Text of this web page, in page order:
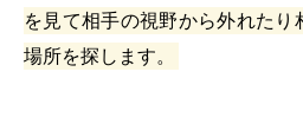
を見て相手の視野から外れたり
場所を探します。